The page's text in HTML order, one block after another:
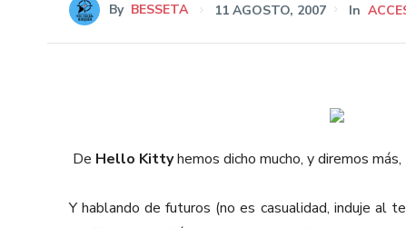
By BESSETA 11 AGOSTO, 2007 In
De Hello Kittyhemos dicho mucho, y diremos más,
Y hablando de futuros (no es casualidad, induje al